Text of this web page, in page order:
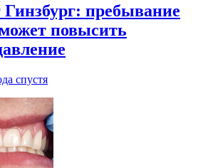
Гинзбург: пребывание
повысить
спустя